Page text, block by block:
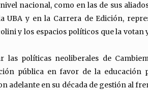
nacional, como en las de sus
UBA y en la Carrera de Edición,
y los espacios políticos que la votan
políticas neoliberales de
pública en favor de la educación
adelante en su década de gestión al